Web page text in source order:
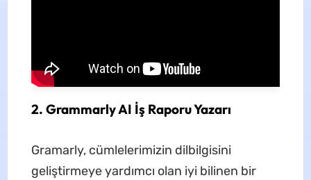
2. Grammarly AI İş Raporu Yazarı
Gramarly, cümlelerimizin dilbilgisini
geliştirmeye yardımcı olan iyi bilinen bir